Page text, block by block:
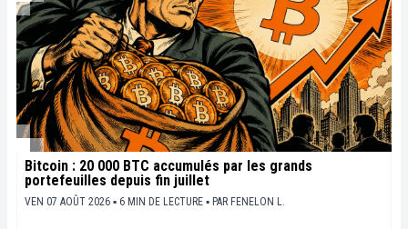
Bitcoin : 20 000 BTC accumulés par les grands
portefeuilles depuis fin juillet
VEN 07 AOÛT 2026 ▪ 6 MIN DE LECTURE ▪ PAR FENELON L.